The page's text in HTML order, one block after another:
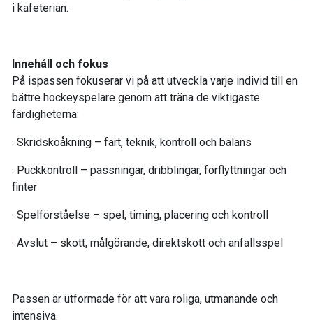
i kafeterian.
Innehåll och fokus
På ispassen fokuserar vi på att utveckla varje individ till en
bättre hockeyspelare genom att träna de viktigaste
färdigheterna:
· Skridskoåkning – fart, teknik, kontroll och balans
· Puckkontroll – passningar, dribblingar, förflyttningar och
finter
· Spelförståelse – spel, timing, placering och kontroll
· Avslut – skott, målgörande, direktskott och anfallsspel
Passen är utformade för att vara roliga, utmanande och
intensiva.